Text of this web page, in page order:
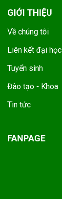
GIỚI THIỆU
Về chúng tôi
Liên kết đại học
Tuyển sinh
Đào tạo - Khoa
Tin tức
FANPAGE